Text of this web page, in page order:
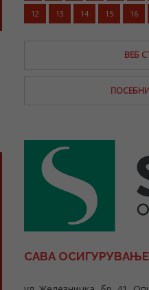
12 13 14 15 16
ВЕБ
САВА